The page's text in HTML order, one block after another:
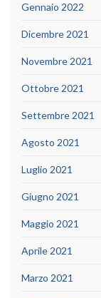
Gennaio 2022
Dicembre 2021
Novembre 2021
Ottobre 2021
Settembre 2021
Agosto 2021
Luglio 2021
Giugno 2021
Maggio 2021
Aprile 2021
Marzo 2021